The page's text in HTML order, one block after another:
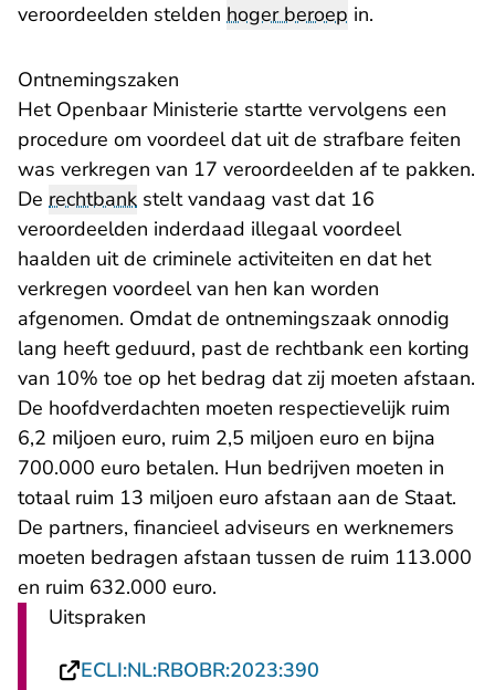
veroordeelden stelden hoger beroep in.
Ontnemingszaken
Het Openbaar Ministerie startte vervolgens een
procedure om voordeel dat uit de strafbare feiten
was verkregen van 17 veroordeelden af te pakken.
De rechtbank stelt vandaag vast dat 16
veroordeelden inderdaad illegaal voordeel
haalden uit de criminele activiteiten en dat het
verkregen voordeel van hen kan worden
afgenomen. Omdat de ontnemingszaak onnodig
lang heeft geduurd, past de rechtbank een korting
van 10% toe op het bedrag dat zij moeten afstaan.
De hoofdverdachten moeten respectievelijk ruim
6,2 miljoen euro, ruim 2,5 miljoen euro en bijna
700.000 euro betalen. Hun bedrijven moeten in
totaal ruim 13 miljoen euro afstaan aan de Staat.
De partners, financieel adviseurs en werknemers
moeten bedragen afstaan tussen de ruim 113.000
en ruim 632.000 euro.
Uitspraken
ECLI:NL:RBOBR:2023:390